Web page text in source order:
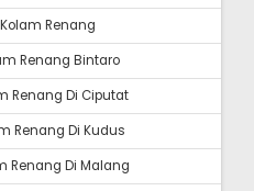
Renang
Renang Bintaro
Renang Di Ciputat
Renang Di Kudus
Renang Di Malang